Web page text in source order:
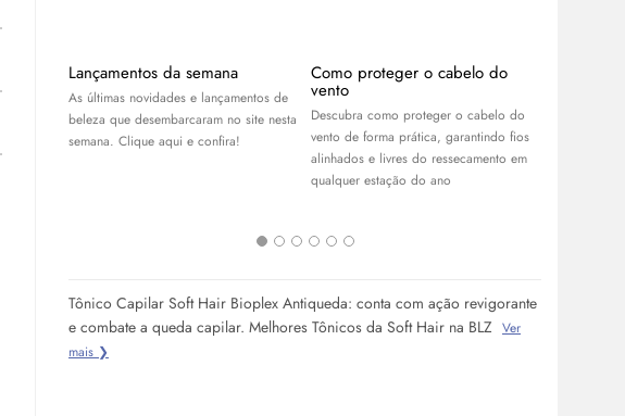
Lançamentos da semana
As últimas novidades e lançamentos de
beleza que desembarcaram no site nesta
semana. Clique aqui e confira!
Como proteger o cabelo do
vento
Descubra como proteger o cabelo do
vento de forma prática, garantindo fios
alinhados e livres do ressecamento em
qualquer estação do ano
Tônico Capilar Soft Hair Bioplex Antiqueda: conta com ação revigorante
e combate a queda capilar. Melhores Tônicos da Soft Hair na BLZ Ver
mais ❯